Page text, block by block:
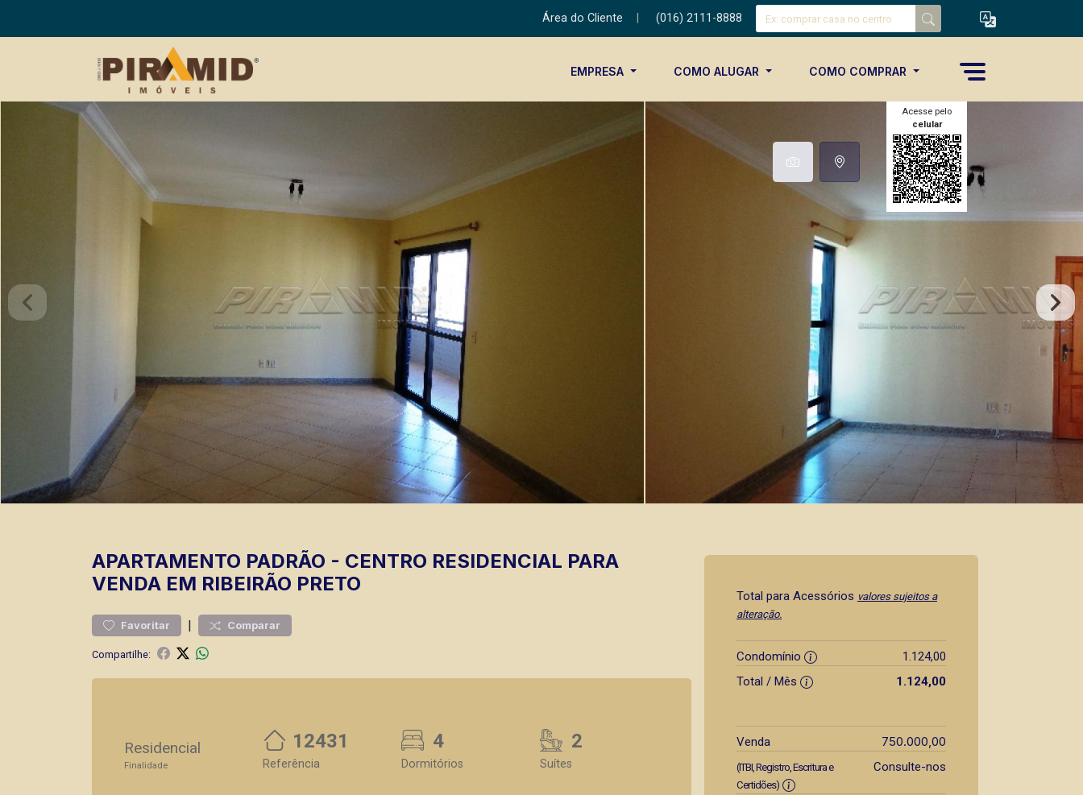
Área do Cliente (016) 2111-8888
EMPRESA COMO ALUGAR COMO COMPRAR
Acesse pelo
celular
APARTAMENTO PADRÃO - CENTRO RESIDENCIAL PARA
VENDA EM RIBEIRÃO PRETO
Favoritar | Comparar
Compartilhe:
Residencial
Finalidade
12431
Referência
4
Dormitórios
2
Suítes
Total para Acessórios valores sujeitos a
alteração.
Condomínio
1.124,00
Total / Mês
1.124,00
Venda 750.000,00
(ITBI, Registro, Escritura e
Certidões)
Consulte-nos